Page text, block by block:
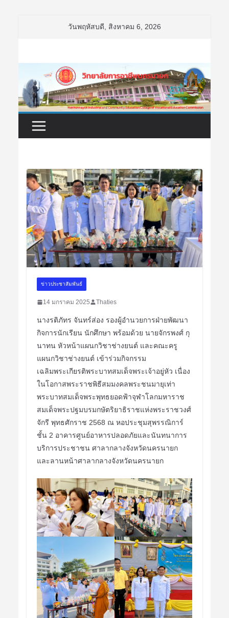
วันพฤหัสบดี, สิงหาคม 6, 2026
ข่าวประชาสัมพันธ์
14 มกราคม 2025 Thaties
นางรติภัทร จันทร์ส่อง รองผู้อำนวยการฝ่ายพัฒนา
กิจการนักเรียน นักศึกษา พร้อมด้วย นายจักรพงศ์ กุ
นาทน หัวหน้าแผนกวิชาช่างยนต์ และคณะครู
แผนกวิชาช่างยนต์ เข้าร่วมกิจกรรม
เฉลิมพระเกียรติพระบาทสมเด็จพระเจ้าอยู่หัว เนื่อง
ในโอกาสพระราชพิธีสมมงคลพระชนมายุเท่า
พระบาทสมเด็จพระพุทธยอดฟ้าจุฬาโลกมหาราช
สมเด็จพระปฐมบรมกษัตริยาธิราชแห่งพระราชวงศ์
จักรี พุทธศักราช 2568 ณ หอประชุมสุพรรณิการ์
ชั้น 2 อาคารศูนย์อาหารปลอดภัยและนันทนาการ
บริการประชาชน ศาลากลางจังหวัดนครนายก
และลานหน้าศาลากลางจังหวัดนครนายก